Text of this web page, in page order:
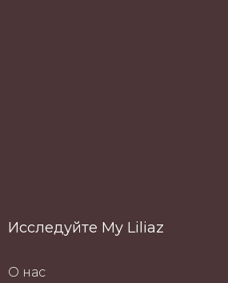
Исследуйте My Liliaz
О нас